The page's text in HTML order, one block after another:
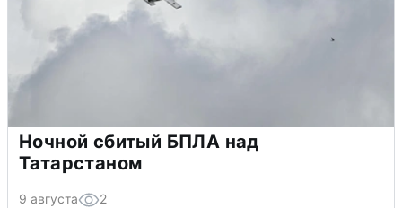
Ночной сбитый БПЛА над
Татарстаном
9 августа 2